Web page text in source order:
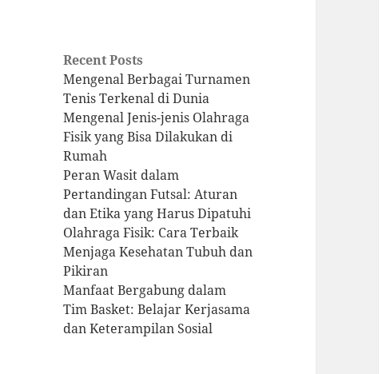
Recent Posts
Mengenal Berbagai Turnamen
Tenis Terkenal di Dunia
Mengenal Jenis-jenis Olahraga
Fisik yang Bisa Dilakukan di
Rumah
Peran Wasit dalam
Pertandingan Futsal: Aturan
dan Etika yang Harus Dipatuhi
Olahraga Fisik: Cara Terbaik
Menjaga Kesehatan Tubuh dan
Pikiran
Manfaat Bergabung dalam
Tim Basket: Belajar Kerjasama
dan Keterampilan Sosial